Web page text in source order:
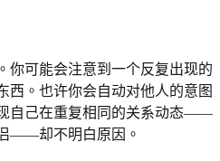
你可能会注意到一个反复出现的
西。也许你会自动对他人的意图
自己在重复相同的关系动态——
——却不明白原因。